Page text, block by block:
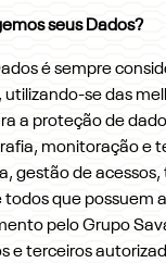
seus Dados?
é sempre
utilizando-se das
a proteção de
monitoração e
gestão de
que possuem
pelo Grupo
e terceiros